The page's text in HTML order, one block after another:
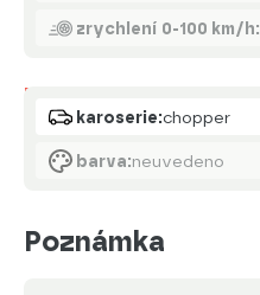
zrychlení 0-100 km/h:
Karoserie
karoserie:chopper
barva:neuvedeno
Poznámka